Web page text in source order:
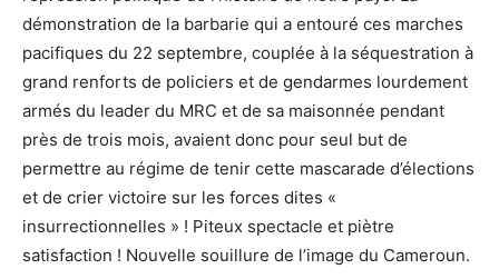
démonstration de la barbarie qui a entouré ces marches
pacifiques du 22 septembre, couplée à la séquestration à
grand renforts de policiers et de gendarmes lourdement
armés du leader du MRC et de sa maisonnée pendant
près de trois mois, avaient donc pour seul but de
permettre au régime de tenir cette mascarade d’élections
et de crier victoire sur les forces dites «
insurrectionnelles » ! Piteux spectacle et piètre
satisfaction ! Nouvelle souillure de l’image du Cameroun.